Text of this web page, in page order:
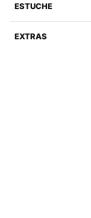
ESTUCHE
EXTRAS